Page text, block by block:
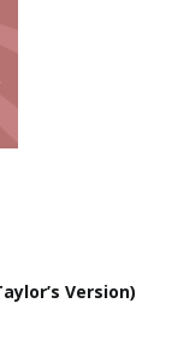
Version)